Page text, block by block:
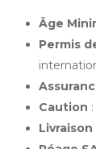
Âge
Permis
Caution
Livraison